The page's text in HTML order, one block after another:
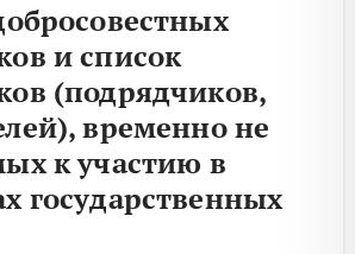
и список
(подрядчиков,
временно не
к участию в
государственных